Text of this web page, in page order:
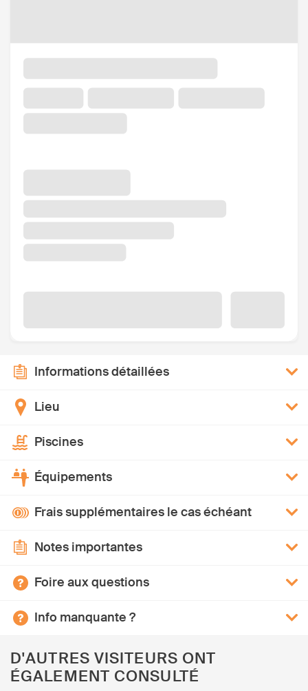
Informations détaillées
Lieu
Piscines
Équipements
Frais supplémentaires le cas échéant
Notes importantes
Foire aux questions
Info manquante ?
D'AUTRES VISITEURS ONT
ÉGALEMENT CONSULTÉ